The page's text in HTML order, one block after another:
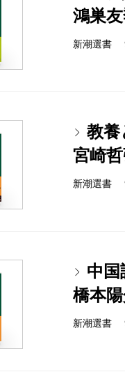
鴻巣
新潮選書
教
宮崎
新潮選書
中
橋本
新潮選書